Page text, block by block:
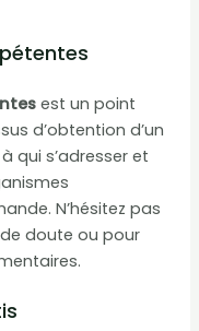
est un point
d’obtention d’un
qui s’adresser et
N’hésitez pas
doute ou pour